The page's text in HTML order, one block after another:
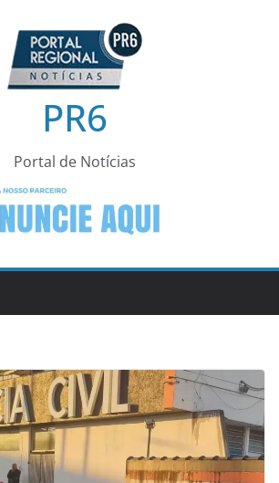
PR6
Portal de Notícias